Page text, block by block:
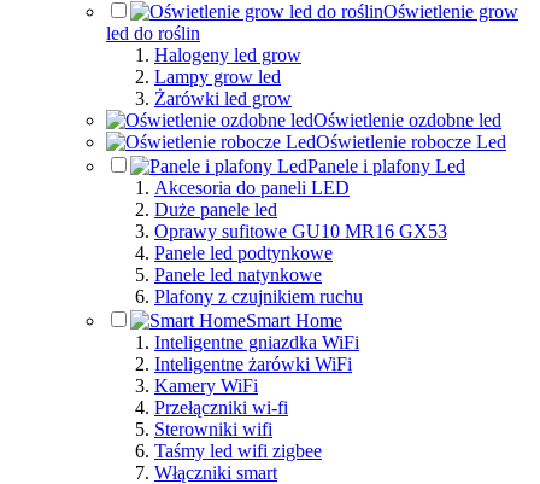
Oświetlenie grow
led do roślin
Halogeny led grow
Lampy grow led
Żarówki led grow
Oświetlenie ozdobne led
Oświetlenie robocze Led
Panele i plafony Led
Akcesoria do paneli LED
Duże panele led
Oprawy sufitowe GU10 MR16 GX53
Panele led podtynkowe
Panele led natynkowe
Plafony z czujnikiem ruchu
Smart Home
Inteligentne gniazdka WiFi
Inteligentne żarówki WiFi
Kamery WiFi
Przełączniki wi-fi
Sterowniki wifi
Taśmy led wifi zigbee
Włączniki smart